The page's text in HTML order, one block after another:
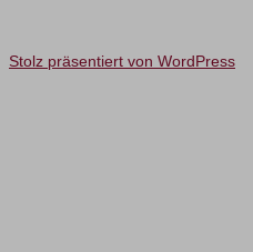
Stolz präsentiert von WordPress